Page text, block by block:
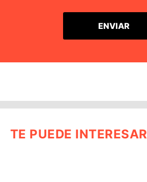
TE PUEDE INTERESAR